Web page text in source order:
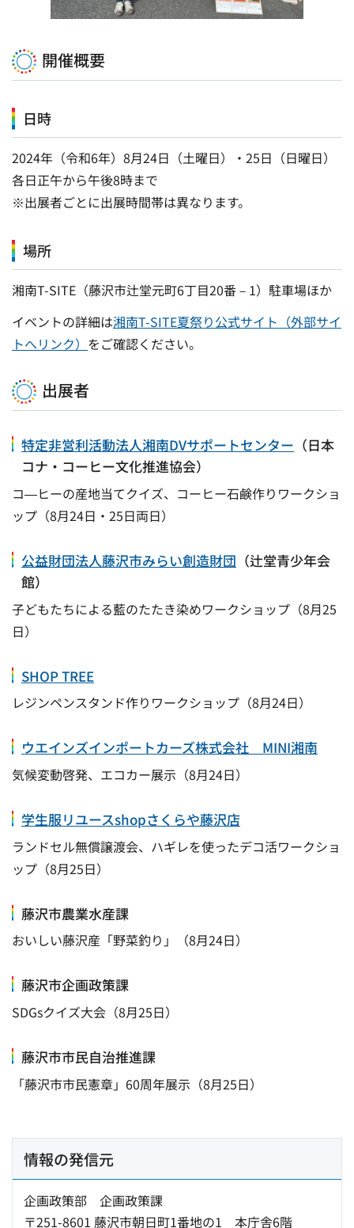
開催概要
日時
2024年（令和6年）8月24日（土曜日）・25日（日曜日）
各日正午から午後8時まで
※出展者ごとに出展時間帯は異なります。
場所
湘南T-SITE（藤沢市辻堂元町6丁目20番－1）駐車場ほか
イベントの詳細は湘南T-SITE夏祭り公式サイト（外部サイ
トへリンク） をご確認ください。
出展者
特定非営利活動法人湘南DVサポートセンター （日本
コナ・コーヒー文化推進協会）
コ―ヒーの産地当てクイズ、コーヒー石鹸作りワークショ
ップ（8月24日・25日両日）
公益財団法人藤沢市みらい創造財団 （辻堂青少年会
館）
子どもたちによる藍のたたき染めワークショップ（8月25
日）
SHOP TREE
レジンペンスタンド作りワークショップ（8月24日）
ウエインズインポートカーズ株式会社 MINI湘南
気候変動啓発、エコカー展示（8月24日）
学生服リユースshopさくらや藤沢店
ランドセル無償譲渡会、ハギレを使ったデコ活ワークショ
ップ（8月25日）
藤沢市農業水産課
おいしい藤沢産「野菜釣り」（8月24日）
藤沢市企画政策課
SDGsクイズ大会（8月25日）
藤沢市市民自治推進課
「藤沢市市民憲章」60周年展示（8月25日）
情報の発信元
企画政策部 企画政策課
〒251-8601 藤沢市朝日町1番地の1 本庁舎6階